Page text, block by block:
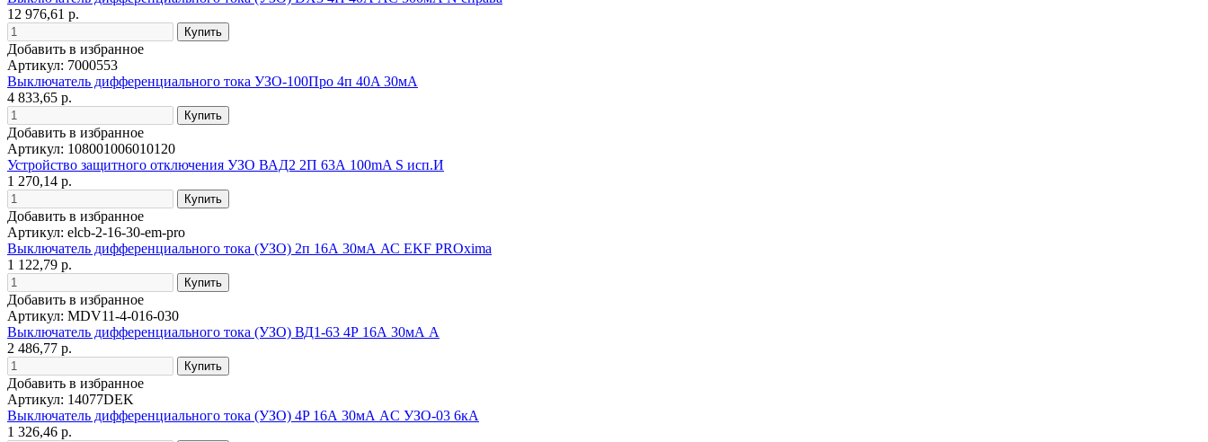
12 976,61 р.
Добавить в избранное
Артикул: 7000553
Выключатель дифференциального тока УЗО-100Про 4п 40A 30мА
4 833,65 р.
Добавить в избранное
Артикул: 108001006010120
Устройство защитного отключения УЗО ВАД2 2П 63А 100mA S исп.И
1 270,14 р.
Добавить в избранное
Артикул: elcb-2-16-30-em-pro
Выключатель дифференциального тока (УЗО) 2п 16А 30мА АС EKF PROxima
1 122,79 р.
Добавить в избранное
Артикул: MDV11-4-016-030
Выключатель дифференциального тока (УЗО) ВД1-63 4Р 16А 30мА А
2 486,77 р.
Добавить в избранное
Артикул: 14077DEK
Выключатель дифференциального тока (УЗО) 4P 16А 30мА AC УЗО-03 6кА
1 326,46 р.